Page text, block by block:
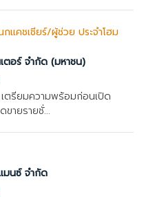
แคชเชียร์/ผู้ช่วย ประจำโฮม
ตอร์ จำกัด (มหาชน)
ตรียมความพร้อมก่อนเปิด
ขายรายชั่...
นซ์ จำกัด